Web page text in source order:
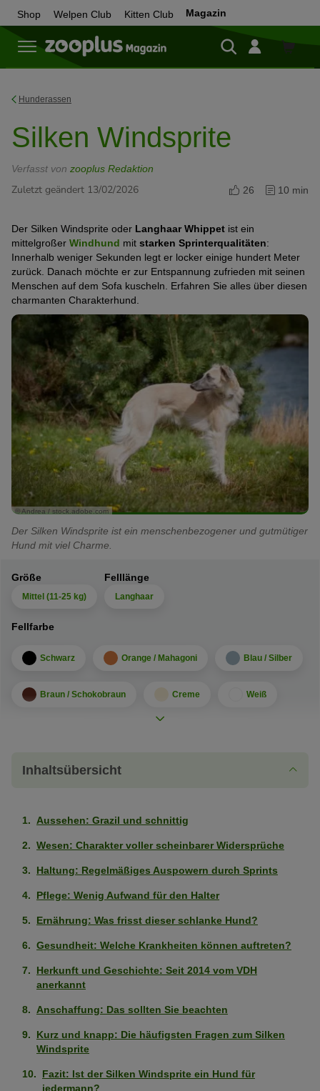
Shop Welpen Club Kitten Club Magazin
Zum
Hunderassen
Silken Windsprite
Verfasst von zooplus Redaktion
Zuletzt geändert 13/02/2026 26 10 min
Der Silken Windsprite oder Langhaar Whippet ist ein
mittelgroßer Windhund mit starken Sprinterqualitäten:
Innerhalb weniger Sekunden legt er locker einige hundert Meter
zurück. Danach möchte er zur Entspannung zufrieden mit seinen
Menschen auf dem Sofa kuscheln. Erfahren Sie alles über diesen
charmanten Charakterhund.
© Andrea / stock.adobe.com
Der Silken Windsprite ist ein menschenbezogener und gutmütiger
Hund mit viel Charme.
Größe
Mittel (11-25 kg)
Felllänge
Langhaar
Fellfarbe
Schwarz Orange / Mahagoni Blau / Silber
Braun / Schokobraun Creme Weiß
Saddle / Blanket Sable Brindle
Gepunktet / Gesprenkelt Merle
Charakter
Stark
(4
von
Kinderfreundlich
Stark
ausgeprägt
Pfoten)
Wohnungshund
von
Pfoten)
Eigenständig (kann alleine bleiben)
schwach
(1
Als erster Hund geeignet
ausgeprägt
Geringe Gewichtszunahme
Inhaltsübersicht
Aussehen: Grazil und schnittig
Wesen: Charakter voller scheinbarer Widersprüche
Haltung: Regelmäßiges Auspowern durch Sprints
Pflege: Wenig Aufwand für den Halter
Ernährung: Was frisst dieser schlanke Hund?
Gesundheit: Welche Krankheiten können auftreten?
Herkunft und Geschichte: Seit 2014 vom VDH
anerkannt
Anschaffung: Das sollten Sie beachten
Kurz und knapp: Die häufigsten Fragen zum Silken
Windsprite
Fazit: Ist der Silken Windsprite ein Hund für
jedermann?